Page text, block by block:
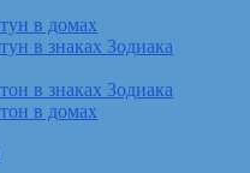
в домах
в знаках Зодиака
в знаках Зодиака
в домах